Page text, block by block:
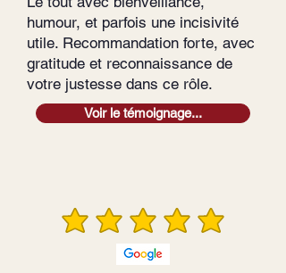
humour, et parfois une incisivité
utile. Recommandation forte, avec
gratitude et reconnaissance de
votre justesse dans ce rôle.
Voir le témoignage...